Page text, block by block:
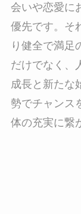
会いや恋愛に
優先です。そ
り健全で満足
だけでなく、
成長と新たな
勢でチャンス
体の充実に繋